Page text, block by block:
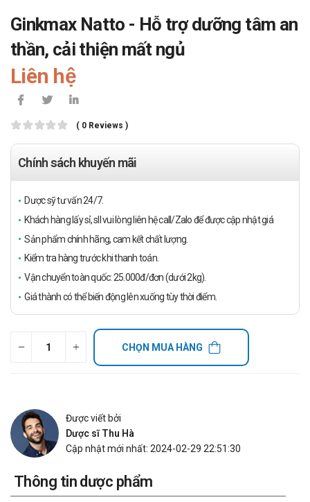
Ginkmax Natto - Hỗ trợ dưỡng tâm an
thần, cải thiện mất ngủ
Liên hệ
( 0 Reviews )
Chính sách khuyến mãi
Dược sỹ tư vấn 24/7.
Khách hàng lấy sỉ, sll vui lòng liên hệ call/Zalo để được cập nhật giá
Sản phẩm chính hãng, cam kết chất lượng.
Kiểm tra hàng trước khi thanh toán.
Vận chuyển toàn quốc: 25.000đ/đơn (dưới 2kg).
Giá thành có thể biến động lên xuống tùy thời điểm.
CHỌN MUA HÀNG
Được viết bởi
Dược sĩ Thu Hà
Cập nhật mới nhất: 2024-02-29 22:51:30
Thông tin dược phẩm